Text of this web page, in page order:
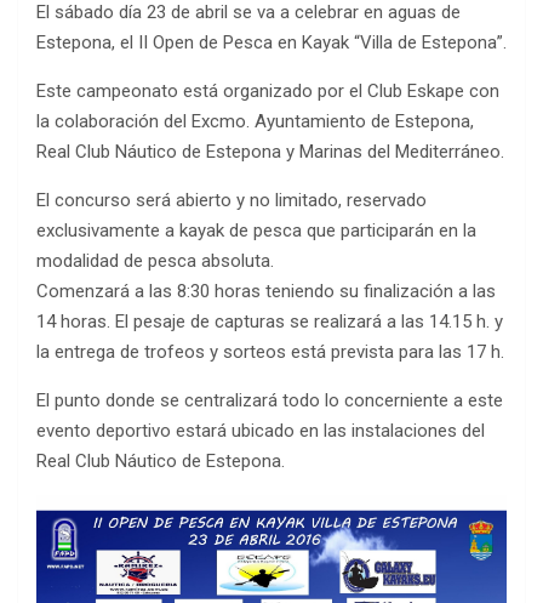
El sábado día 23 de abril se va a celebrar en aguas de
Estepona, el II Open de Pesca en Kayak “Villa de Estepona”.
Este campeonato está organizado por el Club Eskape con
la colaboración del Excmo. Ayuntamiento de Estepona,
Real Club Náutico de Estepona y Marinas del Mediterráneo.
El concurso será abierto y no limitado, reservado
exclusivamente a kayak de pesca que participarán en la
modalidad de pesca absoluta.
Comenzará a las 8:30 horas teniendo su finalización a las
14 horas. El pesaje de capturas se realizará a las 14.15 h. y
la entrega de trofeos y sorteos está prevista para las 17 h.
El punto donde se centralizará todo lo concerniente a este
evento deportivo estará ubicado en las instalaciones del
Real Club Náutico de Estepona.